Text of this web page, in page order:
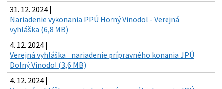
31. 12. 2024 |
Nariadenie vykonania PPÚ Horný Vinodol - Verejná
vyhláška (6,8 MB)
4. 12. 2024 |
Verejná vyhláška_ nariadenie prípravného konania JPÚ
Dolný Vinodol (3,6 MB)
4. 12. 2024 |